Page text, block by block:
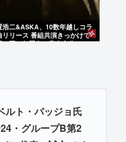
浩二&ASKA、10数年越しコラ
リリース 番組共演きっかけで
…同い年盟友の完全合作
ルト・バッジョ氏
・グループB第2